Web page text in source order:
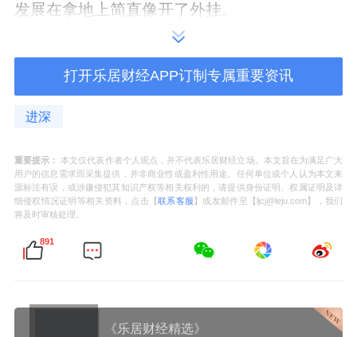
发展在拿地上简直像开了外挂。
东城连落三子。
几乎不到一个月就斩获一个新项目，地块总金
虽然猛拿地，但他绝非无脑冲。财务出身的老
法师，审慎底色极强，带着极强的算账意识进
场。
先是去年9月，城建发展拉上了兄弟住总、 北京
打开乐居财经APP订制专属重要资讯
进深
重要提示： 本文仅代表作者个人观点，并不代表乐居财经立场。本文旨在为满足广大
用户的信息需求而采集提供，并非商业性或盈利性用途。任何单位或个人认为本文来
源标注有误，或涉嫌侵犯其知识产权等相关权利的，请提供身份证明、权属证明及详
细侵权情况证明等相关资料，点击【联系客服 】或发邮件至【ljcj@leju.com】，我们
将及时审核处理。
891
《乐居财经精选》